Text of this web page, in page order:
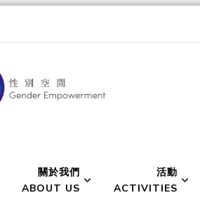
關於我們
ABOUT US
活動
ACTIVITIES